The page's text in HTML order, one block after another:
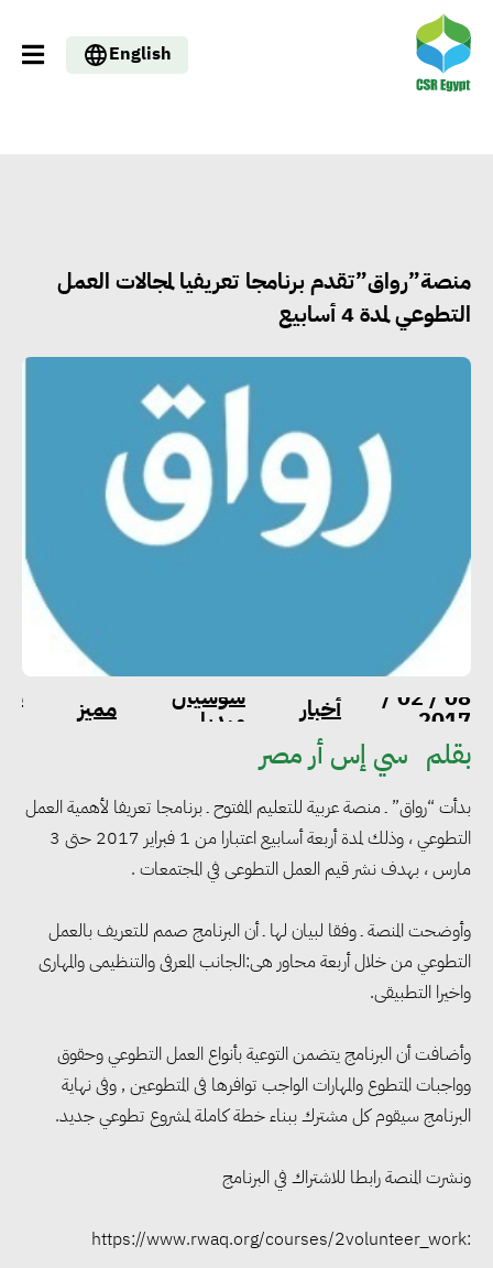
English
منصة”رواق”تقدم برنامجا تعريفيا لمجالات العمل
التطوعي لمدة 4 أسابيع
08 / 02 /
2017 أخبار سوشيال
ميديا مميز
بقلم سي إس أر مصر
بدأت “رواق” ـ منصة عربية للتعليم المفتوح ـ برنامجا تعريفا لأهمية العمل
التطوعي ، وذلك لمدة أربعة أسابيع اعتبارا من 1 فبراير 2017 حتى 3
مارس ، بهدف نشر قيم العمل التطوعى في المجتمعات .
وأوضحت المنصة ـ وفقا لبيان لها ـ أن البرنامج صمم للتعريف بالعمل
التطوعي من خلال أربعة محاور هى:الجانب المعرفى والتنظيمى والمهارى
واخيرا التطبيقى.
وأضافت أن البرنامج يتضمن التوعية بأنواع العمل التطوعي وحقوق
وواجبات المتطوع والمهارات الواجب توافرها فى المتطوعين , وفى نهاية
البرنامج سيقوم كل مشترك ببناء خطة كاملة لمشروع تطوعي جديد.
ونشرت المنصة رابطا للاشتراك في البرنامج
:https://www.rwaq.org/courses/2volunteer_work